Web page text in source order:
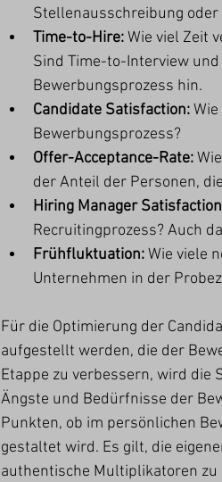
Stellenausschreibung
Time-to-Hire: Wie viel Zeit
Sind Time-to-Interview
Bewerbungsprozess hin.
Candidate Satisfaction:
Bewerbungsprozess?
Offer-Acceptance-Rate:
der Anteil der Personen,
Hiring Manager
Recruitingprozess? Auch
Frühfluktuation: Wie viele
Unternehmen in der
Für die Optimierung der
aufgestellt werden, die der
Etappe zu verbessern, wird die
Ängste und Bedürfnisse der
Punkten, ob im persönlichen
gestaltet wird. Es gilt, die
authentische Multiplikatoren